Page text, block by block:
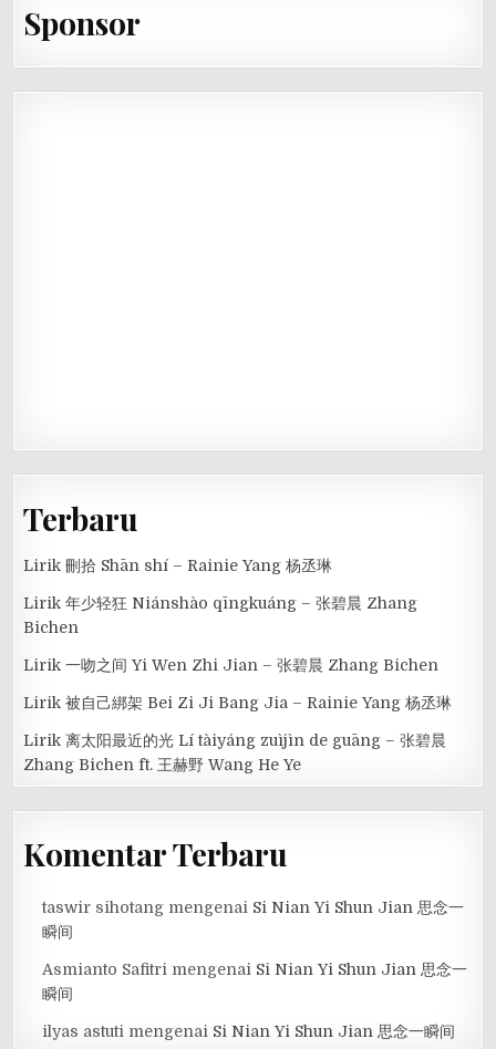
Sponsor
Terbaru
Lirik 刪拾 Shān shí – Rainie Yang 杨丞琳
Lirik 年少轻狂 Niánshào qīngkuáng – 张碧晨 Zhang
Bichen
Lirik 一吻之间 Yi Wen Zhi Jian – 张碧晨 Zhang Bichen
Lirik 被自己綁架 Bei Zi Ji Bang Jia – Rainie Yang 杨丞琳
Lirik 离太阳最近的光 Lí tàiyáng zuìjìn de guāng – 张碧晨
Zhang Bichen ft. 王赫野 Wang He Ye
Komentar Terbaru
taswir sihotang mengenai Si Nian Yi Shun Jian 思念一
瞬间
Asmianto Safitri mengenai Si Nian Yi Shun Jian 思念一
瞬间
ilyas astuti mengenai Si Nian Yi Shun Jian 思念一瞬间